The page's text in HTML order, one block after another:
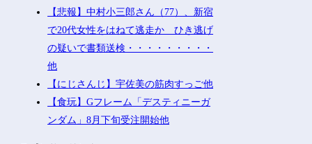
【悲報】中村小三郎さん（77）、新宿
で20代女性をはねて逃走か ひき逃げ
の疑いで書類送検・・・・・・・・・
他
【にじさんじ】宇佐美の筋肉すっご他
【食玩】Gフレーム「デスティニーガ
ンダム」8月下旬受注開始他